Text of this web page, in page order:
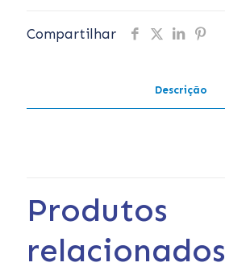
Compartilhar
Descrição
Produtos
relacionados